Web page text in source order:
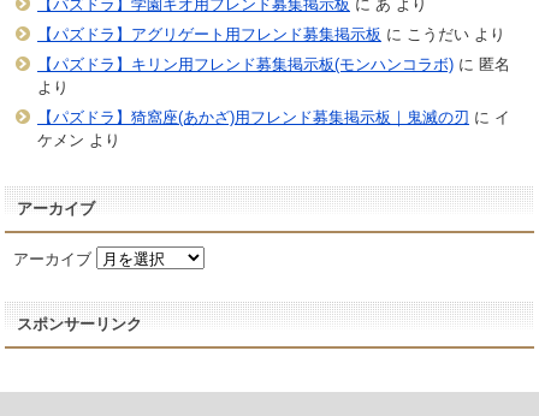
【パズドラ】学園キオ用フレンド募集掲示板 に あ より
【パズドラ】アグリゲート用フレンド募集掲示板 に こうだいより
【パズドラ】キリン用フレンド募集掲示板(モンハンコラボ)に 匿名
より
【パズドラ】猗窩座(あかざ)用フレンド募集掲示板｜鬼滅の刃 に イ
ケメン より
アーカイブ
アーカイブ
スポンサーリンク